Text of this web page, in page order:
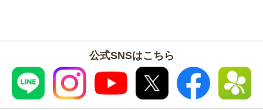
公式SNSはこちら